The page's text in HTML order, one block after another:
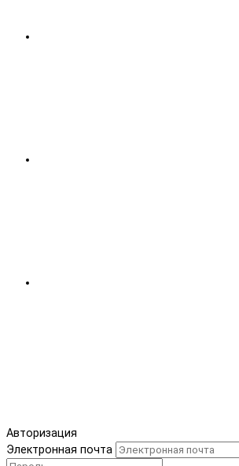
Авторизация
Электронная почта